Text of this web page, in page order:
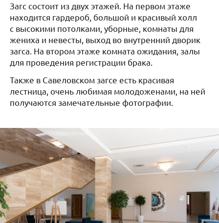
Загс состоит из двух этажей. На первом этаже
находится гардероб, большой и красивый холл
с высокими потолками, уборные, комнаты для
жениха и невесты, выход во внутренний дворик
загса. На втором этаже комната ожидания, залы
для проведения регистрации брака.
Также в Савеловском загсе есть красивая
лестница, очень любимая молодоженами, на ней
получаются замечательные фотографии.